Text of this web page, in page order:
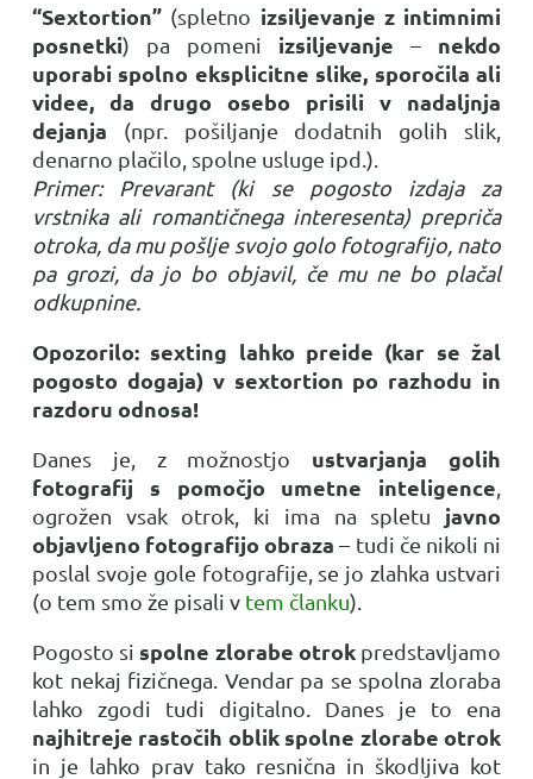
“Sextortion” (spletno izsiljevanje z intimnimi
posnetki) pa pomeni izsiljevanje – nekdo
uporabi spolno eksplicitne slike, sporočila ali
videe, da drugo osebo prisili v nadaljnja
dejanja (npr. pošiljanje dodatnih golih slik,
denarno plačilo, spolne usluge ipd.).
Primer: Prevarant (ki se pogosto izdaja za
vrstnika ali romantičnega interesenta) prepriča
otroka, da mu pošlje svojo golo fotografijo, nato
pa grozi, da jo bo objavil, če mu ne bo plačal
odkupnine.
Opozorilo: sexting lahko preide (kar se žal
pogosto dogaja) v sextortion po razhodu in
razdoru odnosa!
Danes je, z možnostjo ustvarjanja golih
fotografij s pomočjo umetne inteligence
ogrožen vsak otrok, ki ima na spletu javno
objavljeno fotografijo obraza – tudi če nikoli ni
poslal svoje gole fotografije, se jo zlahka ustvari
(o tem smo že pisali v tem članku).
Pogosto si spolne zlorabe otrokpredstavljamo
kot nekaj fizičnega. Vendar pa se spolna zloraba
lahko zgodi tudi digitalno. Danes je to ena
najhitreje rastočih oblik spolne zlorabe otrok
in je lahko prav tako resnična in škodljiva kot